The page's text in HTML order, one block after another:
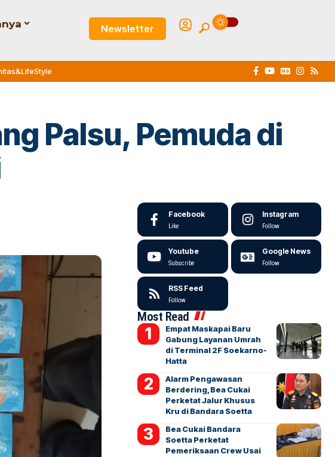
Newsletter
Palsu, Pemuda di
Facebook
Like
Instagram
Follow
Youtube
Subscribe
Google News
Follow
RSS Feed
Follow
Most Read
Empat Maskapai Baru
Gabung Layanan Umrah
di Terminal 2F Soekarno-
Hatta
Alarm Pengawasan
Berdering, Bea Cukai
Perketat Jalur Khusus
Kru di Bandara Soetta
Bea Cukai Bandara
Soetta Perketat
Pemeriksaan Crew Usai